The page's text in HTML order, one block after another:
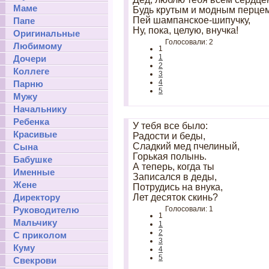
Маме
Папе
Оригинальные
Любимому
Дочери
Коллеге
Парню
Мужу
Начальнику
Ребенка
Красивые
Сына
Бабушке
Именные
Жене
Директору
Руководителю
Мальчику
С приколом
Куму
Свекрови
Будь крутым и модным
Пей шампанское-шипучку,
Ну, пока, целую, внучка!
1
1
2
3
4
5
Голосовали: 2
У тебя все было:
Радости и беды,
Сладкий мед пчелиный,
Горькая полынь.
А теперь, когда ты
Записался в деды,
Потрудись на внука,
Лет десяток скинь?
1
1
2
3
4
5
Голосовали: 1